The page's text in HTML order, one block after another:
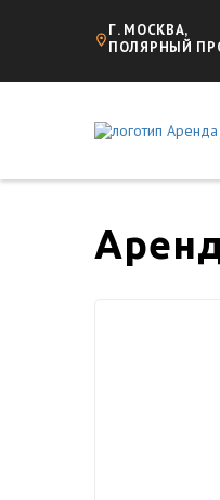
Г. МОСКВА,
ПОЛЯРНЫЙ